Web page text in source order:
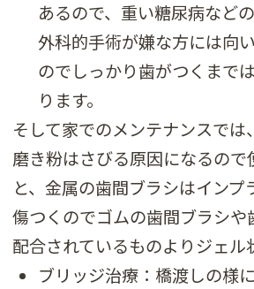
あるので、重い糖尿病など
外科的手術が嫌な方には向
のでしっかり歯がつくまで
ります。
そして家でのメンテナンスでは
磨き粉はさびる原因になるので
と、金属の歯間ブラシはインプ
傷つくのでゴムの歯間ブラシや
配合されているものよりジェル
ブリッジ治療：橋渡しの様